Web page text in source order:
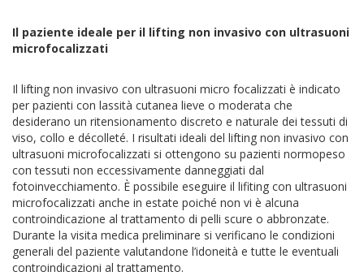
Il paziente ideale per il lifting non invasivo con ultrasuoni
microfocalizzati
Il lifting non invasivo con ultrasuoni micro focalizzati è indicato
per pazienti con lassità cutanea lieve o moderata che
desiderano un ritensionamento discreto e naturale dei tessuti di
viso, collo e décolleté. I risultati ideali del lifting non invasivo con
ultrasuoni microfocalizzati si ottengono su pazienti normopeso
con tessuti non eccessivamente danneggiati dal
fotoinvecchiamento. È possibile eseguire il lifiting con ultrasuoni
microfocalizzati anche in estate poiché non vi è alcuna
controindicazione al trattamento di pelli scure o abbronzate.
Durante la visita medica preliminare si verificano le condizioni
generali del paziente valutandone l’idoneità e tutte le eventuali
controindicazioni al trattamento.